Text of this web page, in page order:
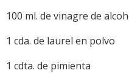
100 ml. de vinagre de
1 cda. de laurel en polvo
1 cdta. de pimienta